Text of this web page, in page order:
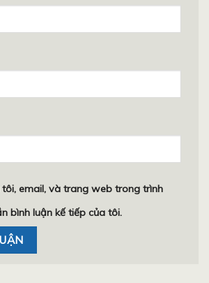
tôi, email, và trang web trong trình
bình luận kế tiếp của tôi.